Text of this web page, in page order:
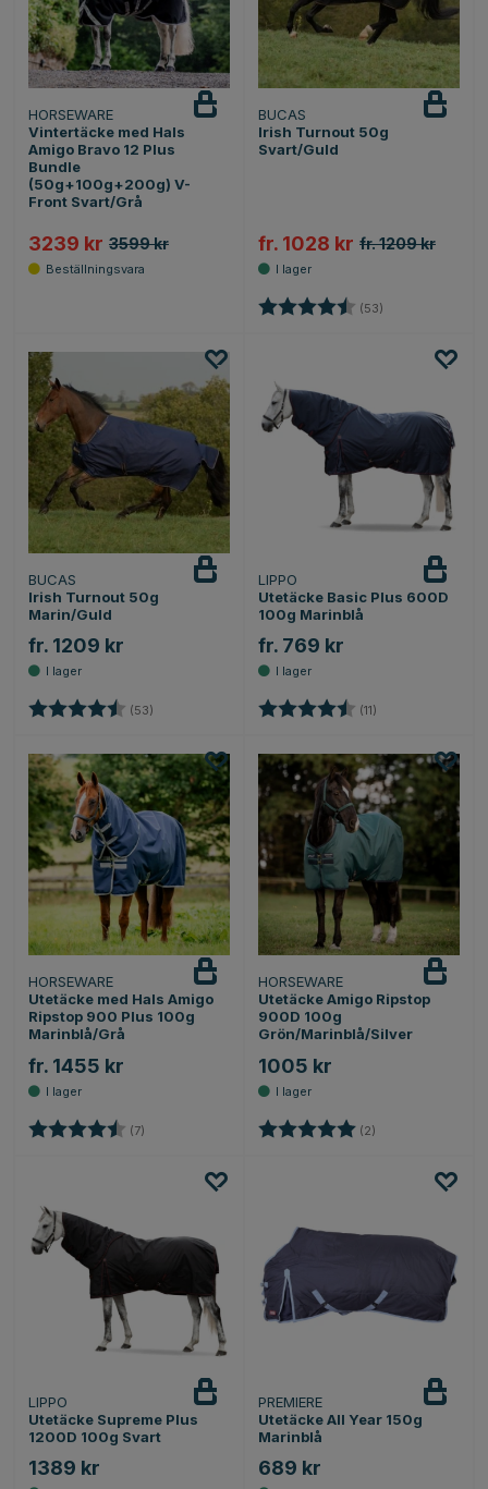
HORSEWARE
Vintertäcke med Hals
Amigo Bravo 12 Plus
Bundle
(50g+100g+200g) V-
Front Svart/Grå
3239 kr 3599 kr
BUCAS
Irish Turnout 50g
Svart/Guld
fr. 1028 kr fr. 1209 kr
Betyg: (53)
BUCAS
Irish Turnout 50g
Marin/Guld
fr. 1209 kr
Betyg: (53) 4.8 utav 5 stjärnor
LIPPO
Utetäcke Basic Plus 600D
100g Marinblå
fr. 769 kr
Betyg: (11)
HORSEWARE
Utetäcke med Hals Amigo
Ripstop 900 Plus 100g
Marinblå/Grå
fr. 1455 kr
Betyg: (7)
HORSEWARE
Utetäcke Amigo Ripstop
900D 100g
Grön/Marinblå/Silver
1005 kr
Betyg: (2)
LIPPO
Utetäcke Supreme Plus
1200D 100g Svart
1389 kr
PREMIERE
Utetäcke All Year 150g
Marinblå
689 kr